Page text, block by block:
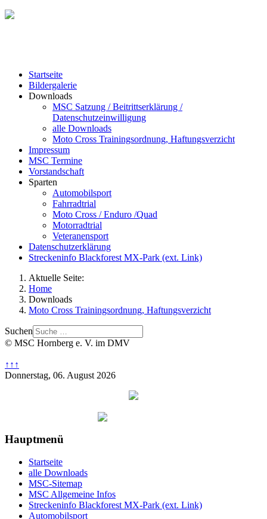
Startseite
Bildergalerie
Downloads
MSC Satzung / Beitrittserklärung /
Datenschutzeinwilligung
alle Downloads
Moto Cross Trainingsordnung, Haftungsverzicht
Impressum
MSC Termine
Vorstandschaft
Sparten
Automobilsport
Fahrradtrial
Moto Cross / Enduro /Quad
Motorradtrial
Veteranensport
Datenschutzerklärung
Streckeninfo Blackforest MX-Park (ext. Link)
Aktuelle Seite:
Home
Downloads
Moto Cross Trainingsordnung, Haftungsverzicht
Suchen
© MSC Hornberg e. V. im DMV
↑↑↑
Donnerstag, 06. August 2026
Hauptmenü
Startseite
alle Downloads
MSC-Sitemap
MSC Allgemeine Infos
Streckeninfo Blackforest MX-Park (ext. Link)
Automobilsport